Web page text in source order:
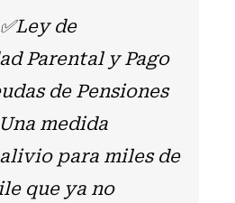
de
Parental y Pago
de Pensiones
medida
para miles de
que ya no